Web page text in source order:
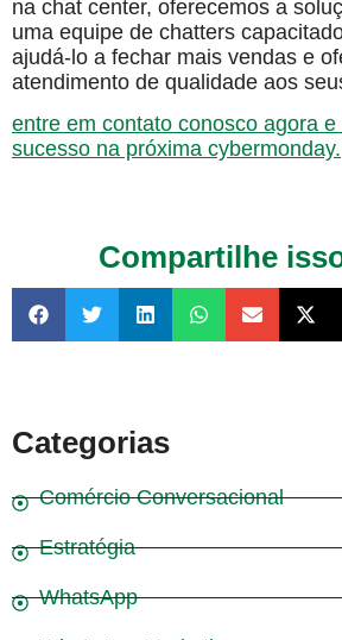
na chat center, oferecemos a
uma equipe de chatters
ajudá-lo a fechar mais vendas e
atendimento de qualidade aos
entre em contato conosco agora
sucesso na próxima cybermonday.
Compartilhe
Categorias
Comércio Conversacional
Estratégia
WhatsApp